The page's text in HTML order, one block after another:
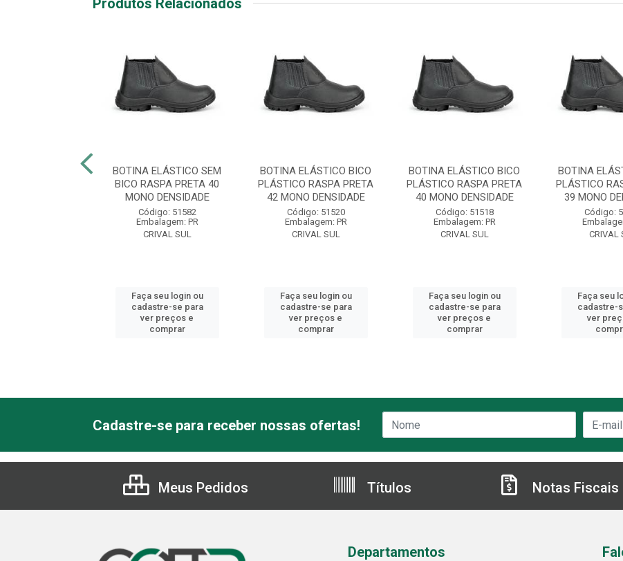
Produtos Relacionados
BOTINA ELÁSTICO SEM
BICO RASPA PRETA 40
MONO DENSIDADE
Código: 51582
Embalagem: PR
CRIVAL SUL
Faça seu login ou
cadastre-se para
ver preços e
comprar
BOTINA ELÁSTICO BICO
PLÁSTICO RASPA PRETA
42 MONO DENSIDADE
Código: 51520
Embalagem: PR
CRIVAL SUL
Faça seu login ou
cadastre-se para
ver preços e
comprar
BOTINA ELÁSTICO BICO
PLÁSTICO RASPA PRETA
40 MONO DENSIDADE
Código: 51518
Embalagem: PR
CRIVAL SUL
Faça seu login ou
cadastre-se para
ver preços e
comprar
BOTINA
PLÁSTICO
39 MONO
Código:
CRIVAL
Faça seu
cadastre-
ver
Cadastre-se para receber nossas ofertas!
Meus Pedidos Títulos Notas Fiscais
Departamentos